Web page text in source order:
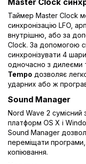
Master Clock
Таймер Master Clock
синхронізацію LFO,
внутрішню, або за
Clock. За допомогою
синхронізувати 4
одночасно з дилеєми
Tempo дозволяє
ударних або ж
Sound Manager
Nord Wave 2
платформ OS X і
Sound Manager
переміщати
копіювання.